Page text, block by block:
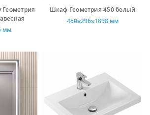
Геометрия
мм
Шкаф Геометрия 450 белый
450⨉296⨉1898 мм